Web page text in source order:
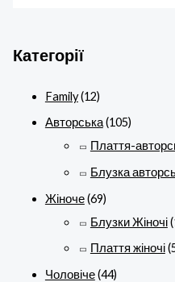
Категорії
Family(12)
Авторська(105)
Плаття-
Блузка
Жіноче(69)
Блузки Жіночі
Плаття жіночі
Чоловіче(44)